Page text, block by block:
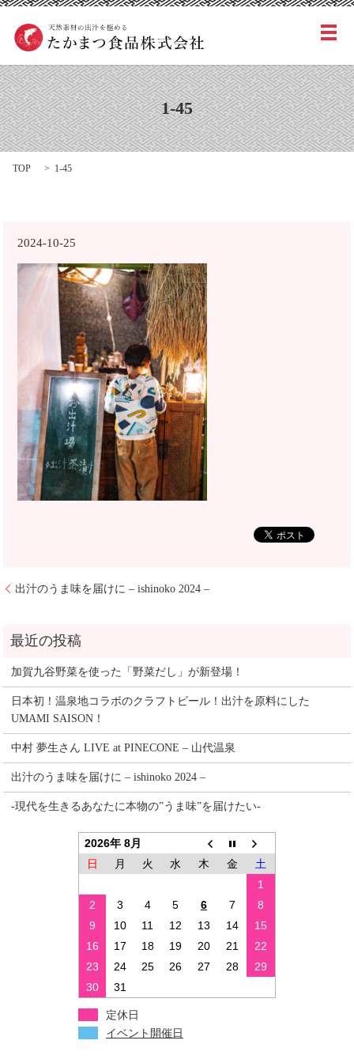
メ
1-45
TOP 1-45
2024-10-25
出汁のうま味を届けに – ishinoko 2024 –
加賀九谷野菜を使った「野菜だし」が新登場！
日本初！温泉地コラボのクラフトビール！出汁を原料にした
UMAMI SAISON！
中村 夢生さん LIVE at PINECONE – 山代温泉
出汁のうま味を届けに – ishinoko 2024 –
-現代を生きるあなたに本物の”うま味”を届けたい-
2026年 8月
日
月 火 水 木 金
土
1
2
3 4 5 6 7
8
9
10 11 12 13 14
15
16
17 18 19 20 21
22
23
24 25 26 27 28
29
30
31
定休日
イベント開催日